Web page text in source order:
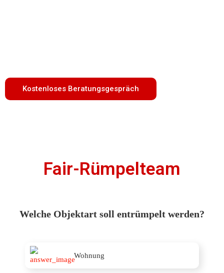
Kostenloses Beratungsgespräch
Fair-Rümpelteam
Welche Objektart soll entrümpelt werden?
Wohnung